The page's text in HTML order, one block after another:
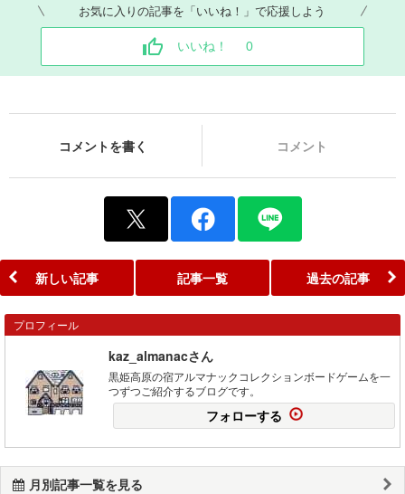
お気に入りの記事を「いいね！」で応援しよう
いいね！ 0
コメントを書く コメント
新しい記事 記事一覧 過去の記事
プロフィール
kaz_almanacさん
黒姫高原の宿アルマナックコレクションボードゲームを一
つずつご紹介するブログです。
フォローする
月別記事一覧を見る